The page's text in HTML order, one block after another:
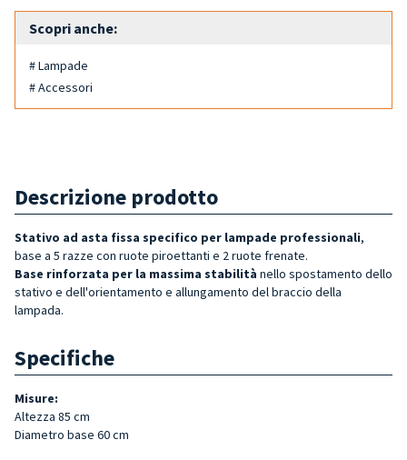
Scopri anche:
# Lampade
# Accessori
Descrizione prodotto
Stativo ad asta fissa specifico per lampade professionali,
base a 5 razze con ruote piroettanti e 2 ruote frenate.
Base rinforzata per la massima stabilità nello spostamento dello
stativo e dell'orientamento e allungamento del braccio della
lampada.
Specifiche
Misure:
Altezza 85 cm
Diametro base 60 cm